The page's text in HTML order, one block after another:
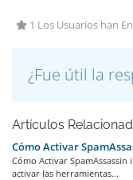
1 Los Usuarios han
¿Fue útil la
Artículos
Cómo Activar
Cómo Activar
activar las herramientas...